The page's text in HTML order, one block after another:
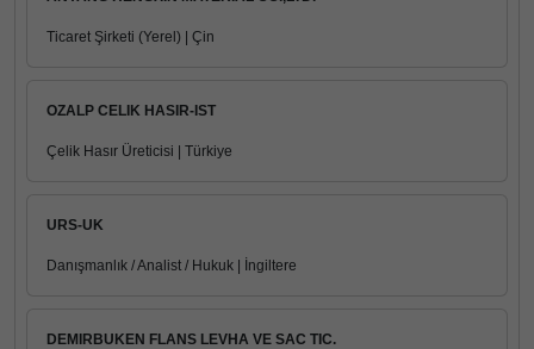
Ticaret Şirketi (Yerel) | Çin
OZALP CELIK HASIR-IST
Çelik Hasır Üreticisi | Türkiye
URS-UK
Danışmanlık / Analist / Hukuk | İngiltere
DEMIRBUKEN FLANS LEVHA VE SAC TIC.